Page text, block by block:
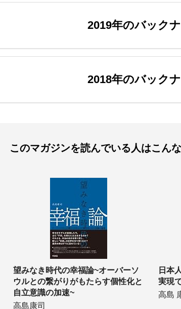
2019年のバック
2018年のバック
このマガジンを読んでいる人はこん
望みなき時代の幸福論~オーバーソ
ウルとの繋がりがもたらす個性化と
自立意識の加速~
高島康司
日本
実現
高島